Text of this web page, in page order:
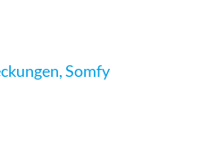
,Somfy